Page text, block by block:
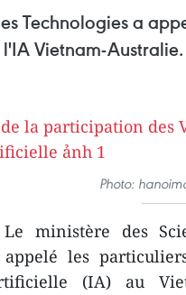
Technologies a
Vietnam-Australie.
Photo:
ministère des
les
(IA) au